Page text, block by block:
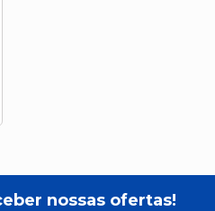
nossas ofertas!